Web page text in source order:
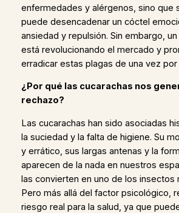
enfermedades y alérgenos, sino que
puede desencadenar un cóctel
ansiedad y repulsión. Sin embargo,
está revolucionando el mercado y
erradicar estas plagas de una vez
¿Por qué las cucarachas nos
rechazo?
Las cucarachas han sido asociadas
la suciedad y la falta de higiene. Su
y errático, sus largas antenas y la
aparecen de la nada en nuestros
las convierten en uno de los insectos
Pero más allá del factor psicológico,
riesgo real para la salud, ya que